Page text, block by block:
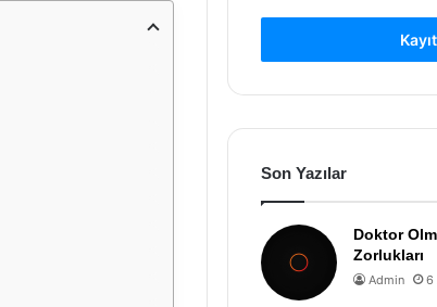
Son Yazılar
Doktor
Zorlukları
Admin 6